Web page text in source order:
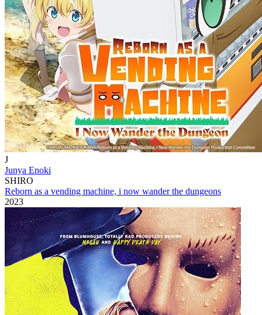
J
Junya Enoki
SHIRO
Reborn as a vending machine, i now wander the dungeons
2023